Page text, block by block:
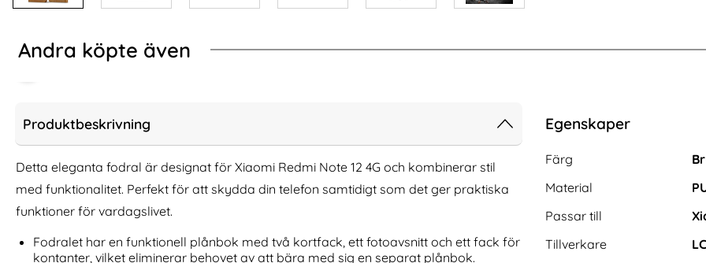
Andra köpte även
Produktbeskrivning
Detta eleganta fodral är designat för Xiaomi Redmi Note 12 4G och kombinerar stil
med funktionalitet. Perfekt för att skydda din telefon samtidigt som det ger praktiska
funktioner för vardagslivet.
Fodralet har en funktionell plånbok med två kortfack, ett fotoavsnitt och ett fack för
kontanter, vilket eliminerar behovet av att bära med sig en separat plånbok.
Egenskaper
Egenskaper/attribut för
Attribut
Färg
Material
Passar till
Tillverkare